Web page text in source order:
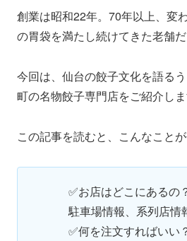
創業は昭和22年。70年以上、変
の胃袋を満たし続けてきた老舗だ
今回は、仙台の餃子文化を語る
町の名物餃子専門店をご紹介しま
この記事を読むと、こんなこと
✅お店はどこにある
駐車場情報、系列店情
✅何を注文すればい